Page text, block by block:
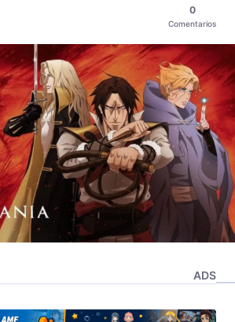
0
Comentarios
ADS